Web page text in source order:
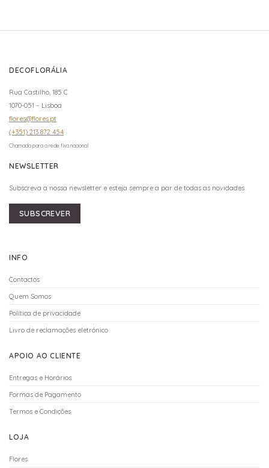
DECOFLORÁLIA
Rua Castilho, 185 C
1070-051 – Lisboa
flores@flores.pt
(+351) 213 872 454
Chamada para a rede fixa nacional
NEWSLETTER
Subscreva a nossa newsletter e esteja sempre a par de todas as novidades.
SUBSCREVER
INFO
Contactos
Quem Somos
Política de privacidade
Livro de reclamações eletrónico
APOIO AO CLIENTE
Entregas e Horários
Formas de Pagamento
Termos e Condições
LOJA
Flores